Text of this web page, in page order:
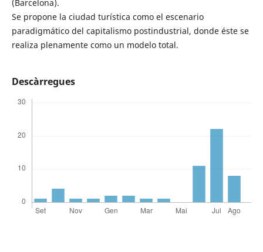
(Barcelona).
Se propone la ciudad turística como el escenario
paradigmático del capitalismo postindustrial, donde éste se
realiza plenamente como un modelo total.
Descàrregues